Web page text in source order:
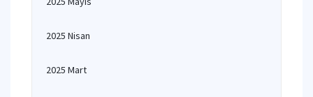
2025 Nisan
2025 Mart